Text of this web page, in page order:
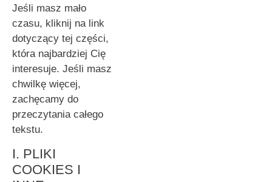
Jeśli masz mało
czasu, kliknij na link
dotyczący tej części,
która najbardziej Cię
interesuje. Jeśli masz
chwilkę więcej,
zachęcamy do
przeczytania całego
tekstu.
I. PLIKI
COOKIES I